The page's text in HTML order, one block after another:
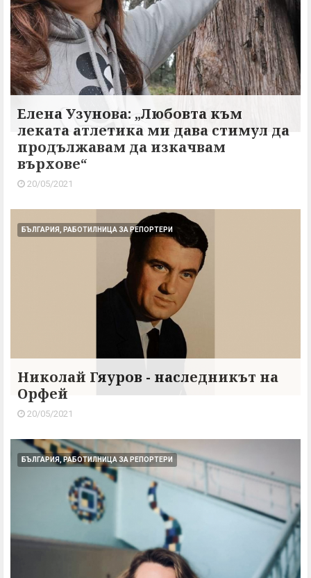
Елена Узунова: „Любовта към
леката атлетика ми дава стимул да
продължавам да изкачвам
върхове“
20/05/2021
БЪЛГАРИЯ, РАБОТИЛНИЦА ЗА РЕПОРТЕРИ
Николай Гяуров - наследникът на
Орфей
20/05/2021
БЪЛГАРИЯ, РАБОТИЛНИЦА ЗА РЕПОРТЕРИ